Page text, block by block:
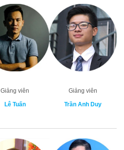
Giảng viên
Lê Tuấn
Giảng viên
Trần Anh Duy